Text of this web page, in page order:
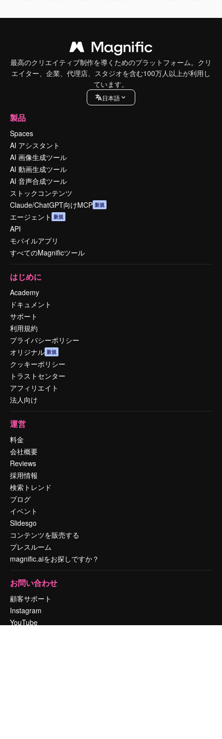
最高のクリエイティブ制作を導くためのプラットフォーム。クリ
エイター、企業、代理店、スタジオを含む100万人以上が利用し
ています。
日本語
製品
Spaces
AI アシスタント
AI 画像生成ツール
AI 動画生成ツール
AI 音声合成ツール
ストックコンテンツ
Claude/ChatGPT向けMCP 新規
エージェント 新規
API
モバイルアプリ
すべてのMagnificツール
はじめに
Academy
ドキュメント
サポート
利用規約
プライバシーポリシー
オリジナル 新規
クッキーポリシー
トラストセンター
アフィリエイト
法人向け
運営
料金
会社概要
Reviews
採用情報
検索トレンド
ブログ
イベント
Slidesgo
コンテンツを販売する
プレスルーム
magnific.aiをお探しですか？
お問い合わせ
顧客サポート
Instagram
YouTube